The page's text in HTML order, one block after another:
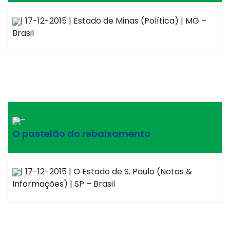
| 17-12-2015 | Estado de Minas (Política) | MG –
Brasil
–
O pastelão do rebaixamento
| 17-12-2015 | O Estado de S. Paulo (Notas &
Informações) | SP – Brasil